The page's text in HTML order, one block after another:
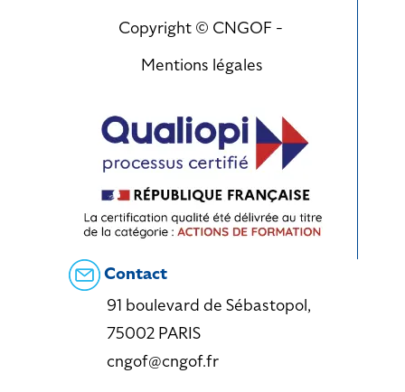
Copyright © CNGOF -
Mentions légales
Contact
91 boulevard de Sébastopol,
75002 PARIS
cngof@cngof.fr